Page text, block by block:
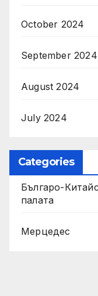
October 2024
September 2024
August 2024
July 2024
Categories
Българо-
палaта
Мерцедес